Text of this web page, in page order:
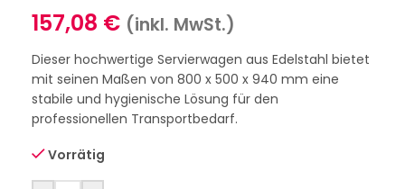
157,08 € (inkl. MwSt.)
Dieser hochwertige Servierwagen aus Edelstahl bietet
mit seinen Maßen von 800 x 500 x 940 mm eine
stabile und hygienische Lösung für den
professionellen Transportbedarf.
Vorrätig